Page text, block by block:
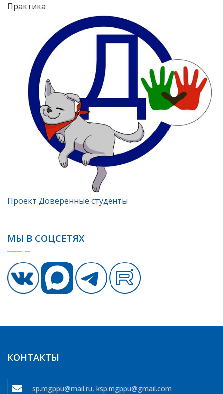
Практика
Проект Доверенные студенты
МЫ В СОЦСЕТЯХ
КОНТАКТЫ
sp.mgppu@mail.ru, ksp.mgppu@gmail.com